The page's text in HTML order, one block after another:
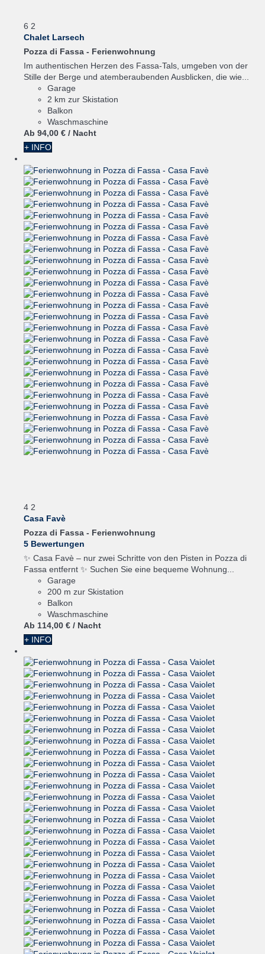
6 2
Chalet Larsech
Pozza di Fassa - Ferienwohnung
Im authentischen Herzen des Fassa-Tals, umgeben von der
Stille der Berge und atemberaubenden Ausblicken, die wie...
Garage
2 km zur Skistation
Balkon
Waschmaschine
Ab 94,00 € / Nacht
+ INFO
4 2
Casa Favè
Pozza di Fassa - Ferienwohnung
5 Bewertungen
✨ Casa Favè – nur zwei Schritte von den Pisten in Pozza di
Fassa entfernt ✨ Suchen Sie eine bequeme Wohnung...
Garage
200 m zur Skistation
Balkon
Waschmaschine
Ab 114,00 € / Nacht
+ INFO